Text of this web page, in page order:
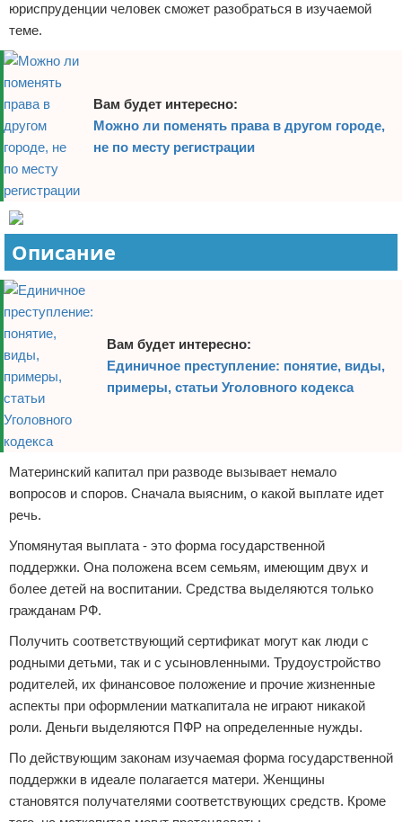
юриспруденции человек сможет разобраться в изучаемой
теме.
Вам будет интересно:
Можно ли поменять права в другом городе,
не по месту регистрации
Описание
Вам будет интересно:
Единичное преступление: понятие, виды,
примеры, статьи Уголовного кодекса
Материнский капитал при разводе вызывает немало
вопросов и споров. Сначала выясним, о какой выплате идет
речь.
Упомянутая выплата - это форма государственной
поддержки. Она положена всем семьям, имеющим двух и
более детей на воспитании. Средства выделяются только
гражданам РФ.
Получить соответствующий сертификат могут как люди с
родными детьми, так и с усыновленными. Трудоустройство
родителей, их финансовое положение и прочие жизненные
аспекты при оформлении маткапитала не играют никакой
роли. Деньги выделяются ПФР на определенные нужды.
По действующим законам изучаемая форма государственной
поддержки в идеале полагается матери. Женщины
становятся получателями соответствующих средств. Кроме